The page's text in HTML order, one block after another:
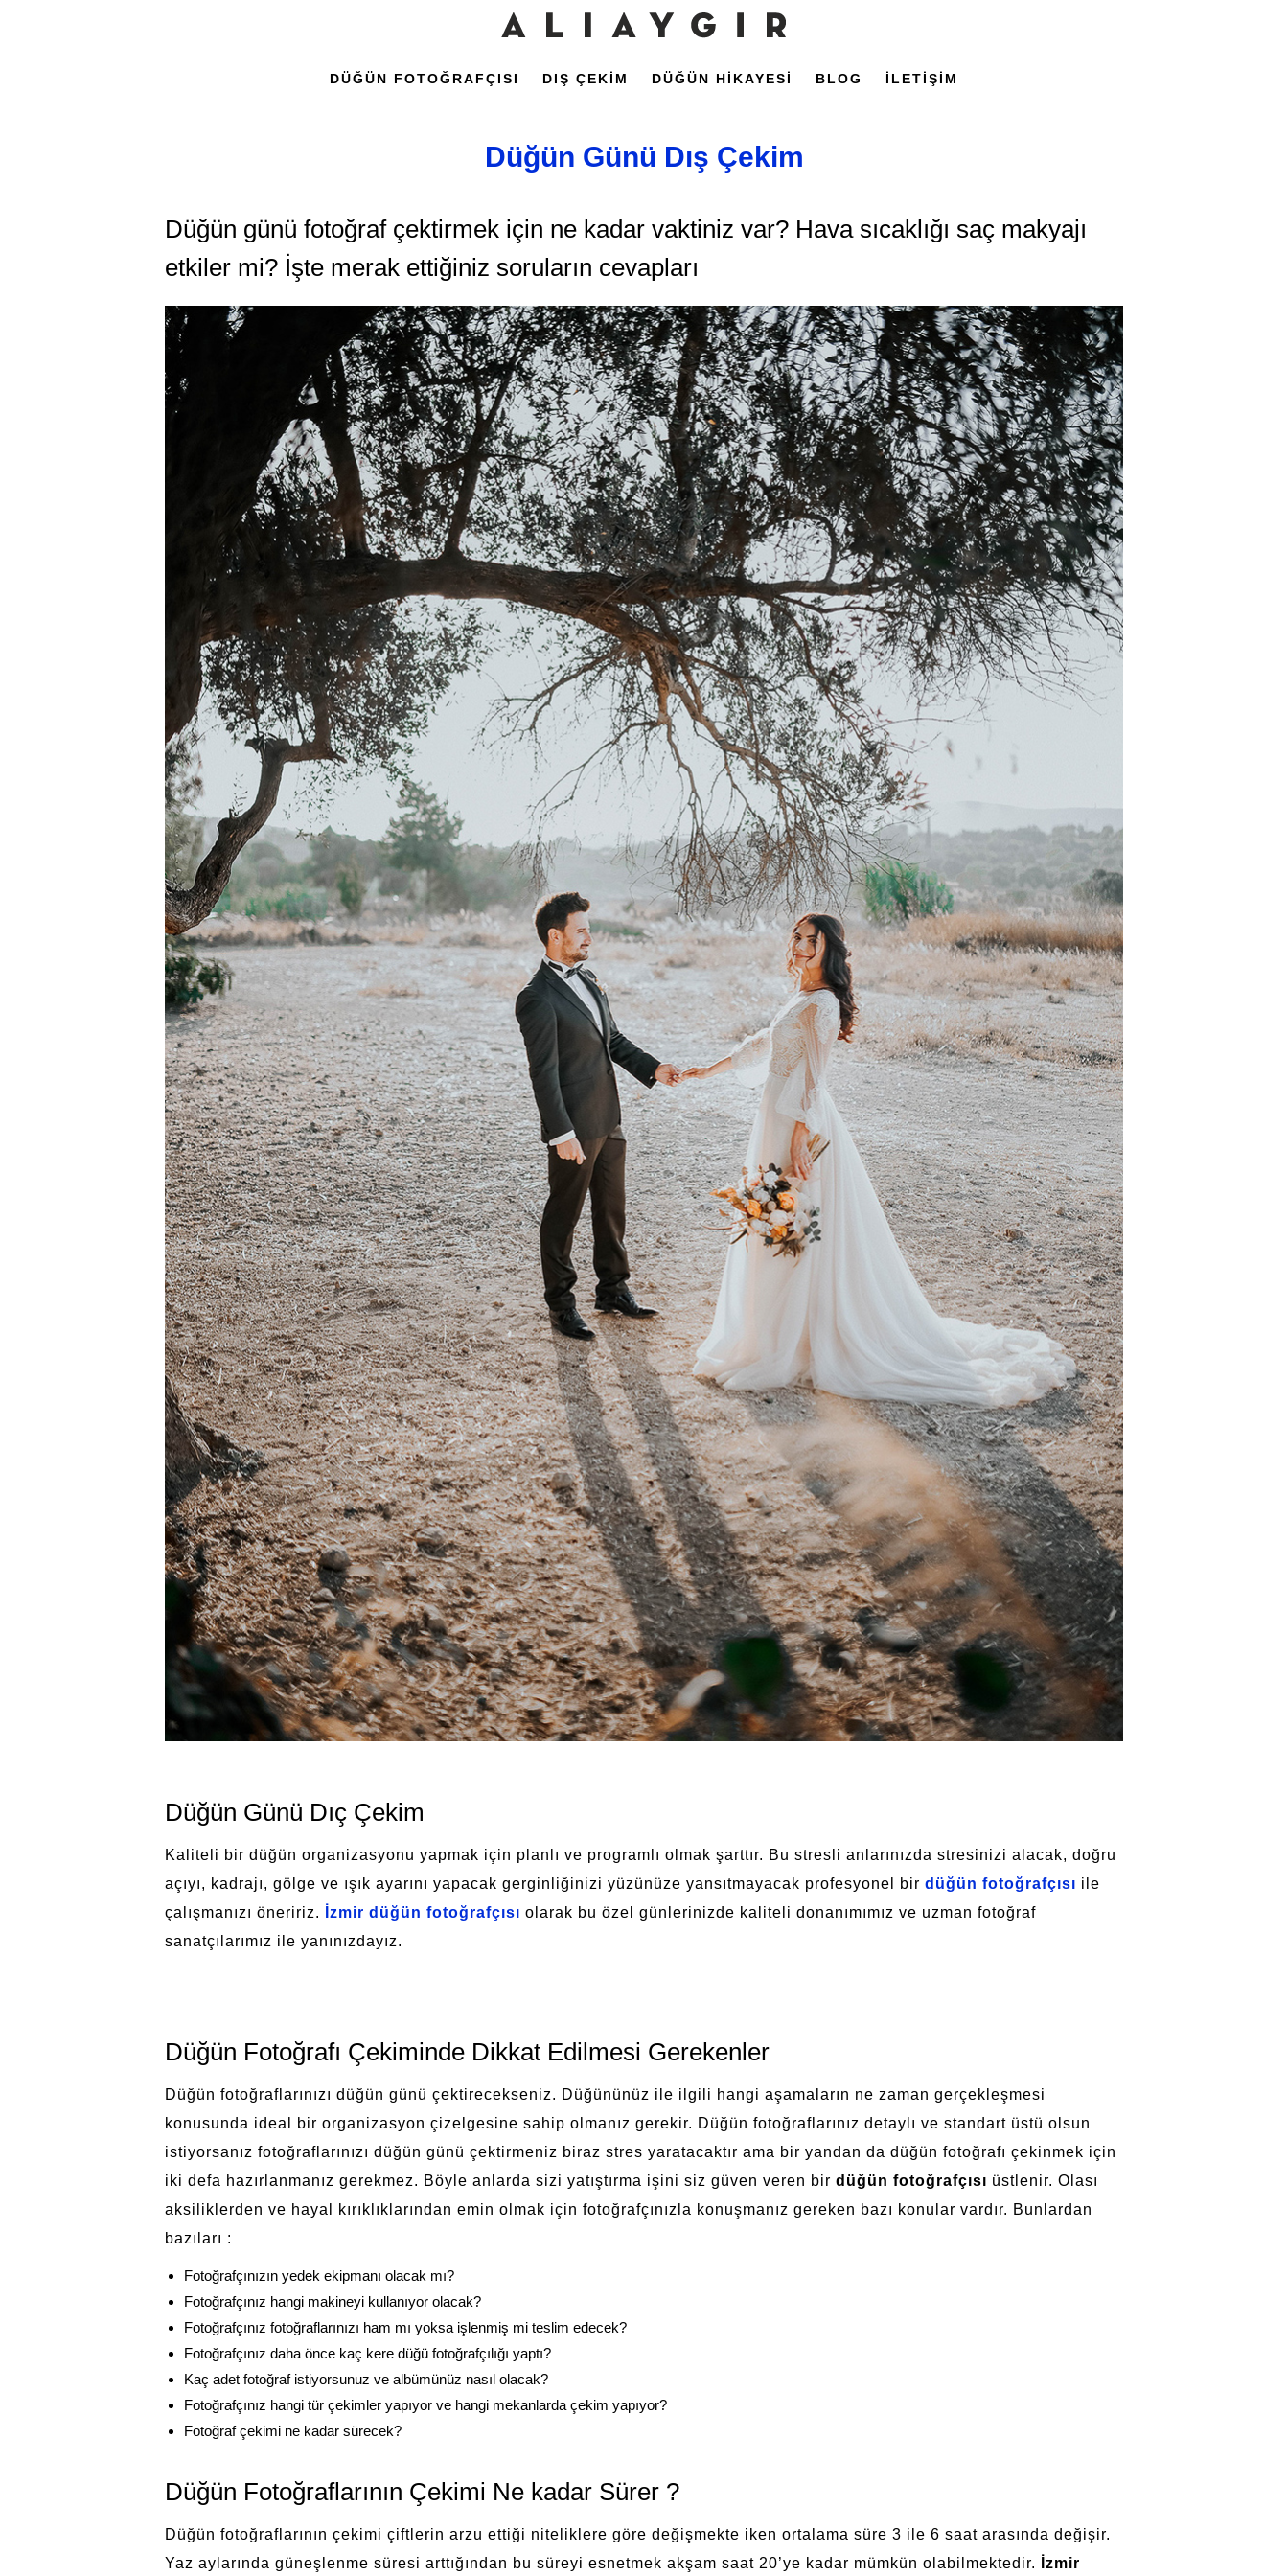
DÜĞÜN FOTOĞRAFÇISI DIŞ ÇEKİM DÜĞÜN HİKAYESİ BLOG İLETİŞİM
Düğün Günü Dış Çekim
Düğün günü fotoğraf çektirmek için ne kadar vaktiniz var? Hava sıcaklığı saç makyajı
etkiler mi? İşte merak ettiğiniz soruların cevapları
Düğün Günü Dıç Çekim
Kaliteli bir düğün organizasyonu yapmak için planlı ve programlı olmak şarttır. Bu stresli anlarınızda stresinizi alacak, doğru
açıyı, kadrajı, gölge ve ışık ayarını yapacak gerginliğinizi yüzünüze yansıtmayacak profesyonel bir düğün fotoğrafçısı ile
çalışmanızı öneririz.
İzmir düğün fotoğrafçısı olarak bu özel günlerinizde kaliteli donanımımız ve uzman fotoğraf
sanatçılarımız ile yanınızdayız.
Düğün Fotoğrafı Çekiminde Dikkat Edilmesi Gerekenler
Düğün fotoğraflarınızı düğün günü çektirecekseniz. Düğününüz ile ilgili hangi aşamaların ne zaman gerçekleşmesi
konusunda ideal bir organizasyon çizelgesine sahip olmanız gerekir. Düğün fotoğraflarınız detaylı ve standart üstü olsun
istiyorsanız fotoğraflarınızı düğün günü çektirmeniz biraz stres yaratacaktır ama bir yandan da düğün fotoğrafı çekinmek için
iki defa hazırlanmanız gerekmez. Böyle anlarda sizi yatıştırma işini siz güven veren bir düğün fotoğrafçısı üstlenir. Olası
aksiliklerden ve hayal kırıklıklarından emin olmak için fotoğrafçınızla konuşmanız gereken bazı konular vardır. Bunlardan
bazıları :
Fotoğrafçınızın yedek ekipmanı olacak mı?
Fotoğrafçınız hangi makineyi kullanıyor olacak?
Fotoğrafçınız fotoğraflarınızı ham mı yoksa işlenmiş mi teslim edecek?
Fotoğrafçınız daha önce kaç kere düğü fotoğrafçılığı yaptı?
Kaç adet fotoğraf istiyorsunuz ve albümünüz nasıl olacak?
Fotoğrafçınız hangi tür çekimler yapıyor ve hangi mekanlarda çekim yapıyor?
Fotoğraf çekimi ne kadar sürecek?
Düğün Fotoğraflarının Çekimi Ne kadar Sürer ?
Düğün fotoğraflarının çekimi çiftlerin arzu ettiği niteliklere göre değişmekte iken ortalama süre 3 ile 6 saat arasında değişir.
Yaz aylarında güneşlenme süresi arttığından bu süreyi esnetmek akşam saat 20’ye kadar mümkün olabilmektedir.
İzmir